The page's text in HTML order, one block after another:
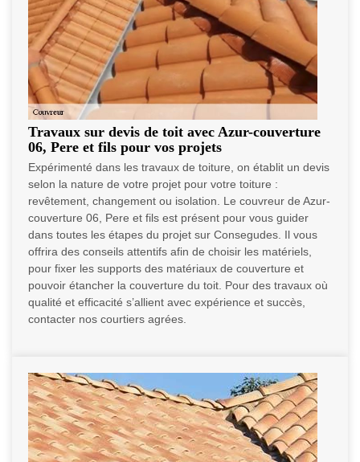
Travaux sur devis de toit avec Azur-couverture
06, Pere et fils pour vos projets
Expérimenté dans les travaux de toiture, on établit un devis
selon la nature de votre projet pour votre toiture :
revêtement, changement ou isolation. Le couvreur de Azur-
couverture 06, Pere et fils est présent pour vous guider
dans toutes les étapes du projet sur Consegudes. Il vous
offrira des conseils attentifs afin de choisir les matériels,
pour fixer les supports des matériaux de couverture et
pouvoir étancher la couverture du toit. Pour des travaux où
qualité et efficacité s’allient avec expérience et succès,
contacter nos courtiers agrées.